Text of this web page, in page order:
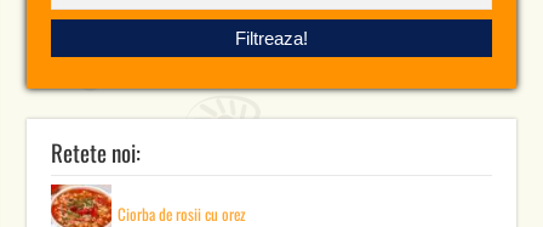
Retete noi:
Ciorba de rosii cu orez